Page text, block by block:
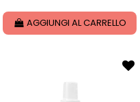
AGGIUNGI AL CARRELLO